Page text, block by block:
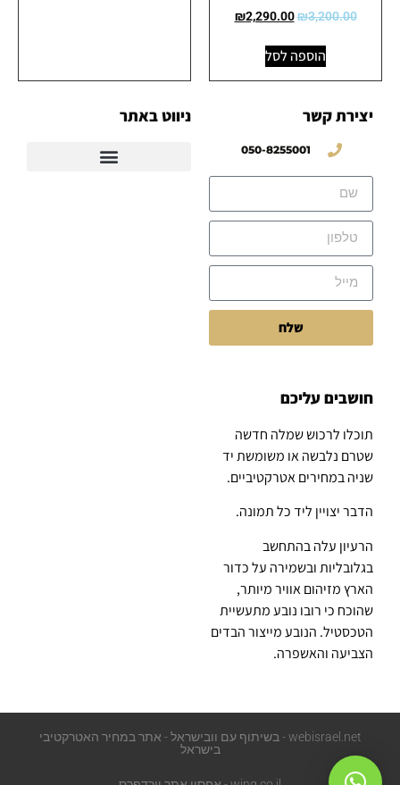
₪3,200.00
₪2,290.00
הוספה לסל
יצירת קשר
050-8255001
שלח
ניווט באתר
חושבים עליכם
תוכלו לרכוש שמלה חדשה
שטרם נלבשה או משומשת יד
שניה במחירים אטרקטיביים.
הדבר יצויין ליד כל תמונה.
הרעיון עלה בהתחשב
בגלובליות ובשמירה על כדור
הארץ מזיהום אוויר מיותר,
שהוכח כי רובו נובע מתעשיית
הטכסטיל. הנובע מייצור הבדים
הצביעה והאשפרה.
webisrael.net - בשיתוף עם וובישראל - אתר במחיר האטרקטיבי
בישראל